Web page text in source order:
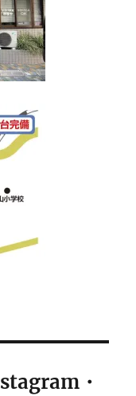
・